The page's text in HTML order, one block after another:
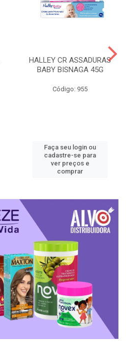
HALLEY CR ASSADURAS
BABY BISNAGA 45G
Código: 955
Faça seu login ou
cadastre-se para
ver preços e
comprar